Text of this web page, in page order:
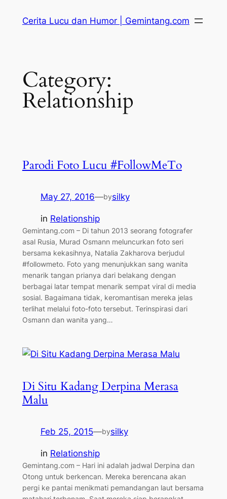
Cerita Lucu dan Humor | Gemintang.com
Category:
Relationship
Parodi Foto Lucu #FollowMeTo
May 27, 2016—bysilky
in Relationship
Gemintang.com – Di tahun 2013 seorang fotografer
asal Rusia, Murad Osmann meluncurkan foto seri
bersama kekasihnya, Natalia Zakharova berjudul
#followmeto. Foto yang menunjukkan sang wanita
menarik tangan prianya dari belakang dengan
berbagai latar tempat menarik sempat viral di media
sosial. Bagaimana tidak, keromantisan mereka jelas
terlihat melalui foto-foto tersebut. Terinspirasi dari
Osmann dan wanita yang…
Di Situ Kadang Derpina Merasa
Malu
Feb 25, 2015—bysilky
in Relationship
Gemintang.com – Hari ini adalah jadwal Derpina dan
Otong untuk berkencan. Mereka berencana akan
pergi ke pantai menikmati pemandangan laut bersama